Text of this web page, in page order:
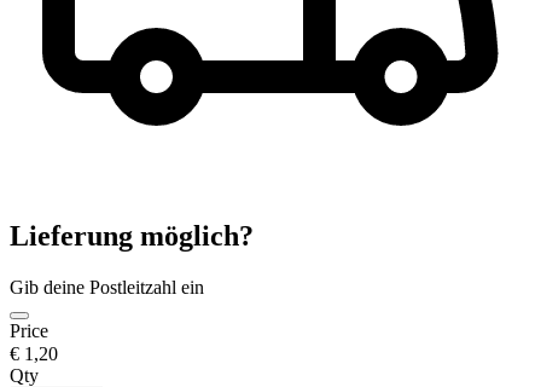
Lieferung möglich?
Gib deine Postleitzahl ein
Price
€ 1,20
Qty